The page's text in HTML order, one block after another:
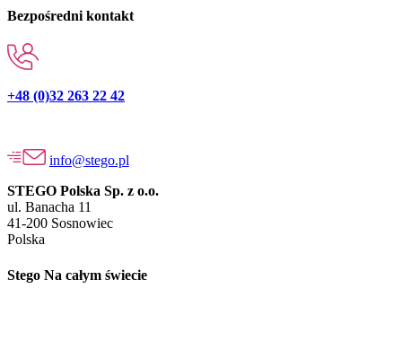
Bezpośredni kontakt
+48 (0)32 263 22 42
info@stego.pl
STEGO Polska Sp. z o.o.
ul. Banacha 11
41-200 Sosnowiec
Polska
Stego Na całym świecie